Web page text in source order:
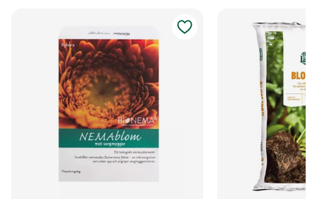
Certifiering Svenskt Sigill, Från Sverige Vad betyder märkningen?
Europa och österut till Iran
288984
Behöver regelbunden vattning Hur ska du vattna växten?
Krukväxtnäring för gröna växter
Jordprodukter Blomjord